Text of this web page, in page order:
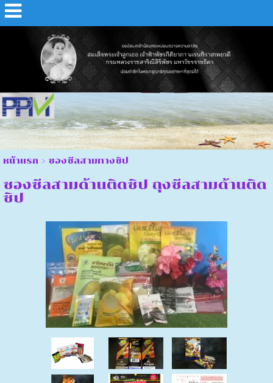
หน้าแรก> ซองซีลสามทางซิป
ซองซีลสามด้านติดซิป ถุงซีลสามด้านติด
ซิป